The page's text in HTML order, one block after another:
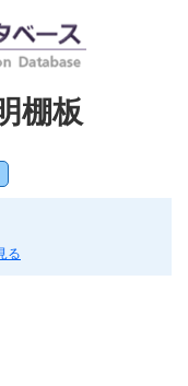
棚板
る